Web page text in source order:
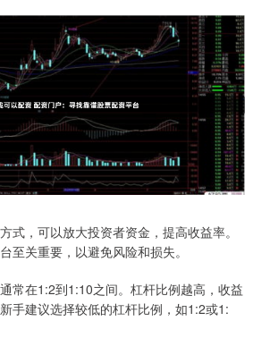
式，可以放大投资者资金，提高收益率。
至关重要，以避免风险和损失。
常在1:2到1:10之间。杠杆比例越高，收益
手建议选择较低的杠杆比例，如1:2或1: